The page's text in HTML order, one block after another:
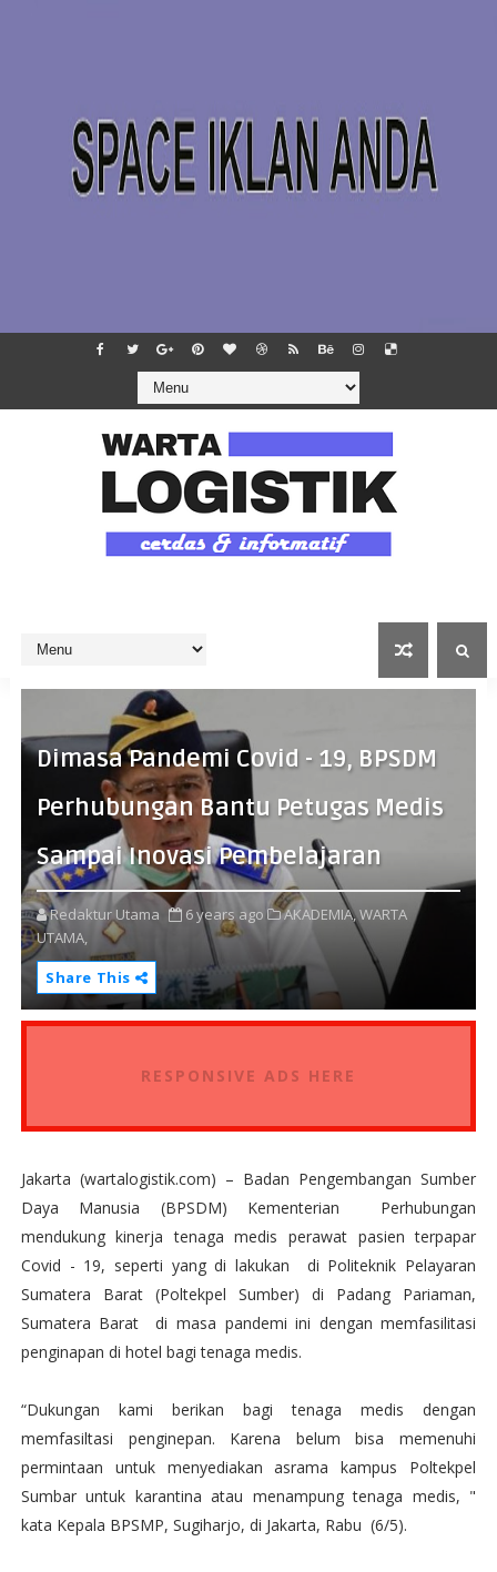
Dimasa Pandemi Covid - 19, BPSDM
Perhubungan Bantu Petugas Medis
Sampai Inovasi Pembelajaran
Redaktur Utama 6 years ago AKADEMIA,WARTA
UTAMA,
Share This
RESPONSIVE ADS HERE
Jakarta (wartalogistik.com) – Badan Pengembangan Sumber
Daya Manusia (BPSDM) Kementerian Perhubungan
mendukung kinerja tenaga medis perawat pasien terpapar
Covid - 19, seperti yang di lakukan di Politeknik Pelayaran
Sumatera Barat (Poltekpel Sumber) di Padang Pariaman,
Sumatera Barat di masa pandemi ini dengan memfasilitasi
penginapan di hotel bagi tenaga medis.
“Dukungan kami berikan bagi tenaga medis dengan
memfasiltasi penginepan. Karena belum bisa memenuhi
permintaan untuk menyediakan asrama kampus Poltekpel
Sumbar untuk karantina atau menampung tenaga medis, "
kata Kepala BPSMP, Sugiharjo, di Jakarta, Rabu (6/5).